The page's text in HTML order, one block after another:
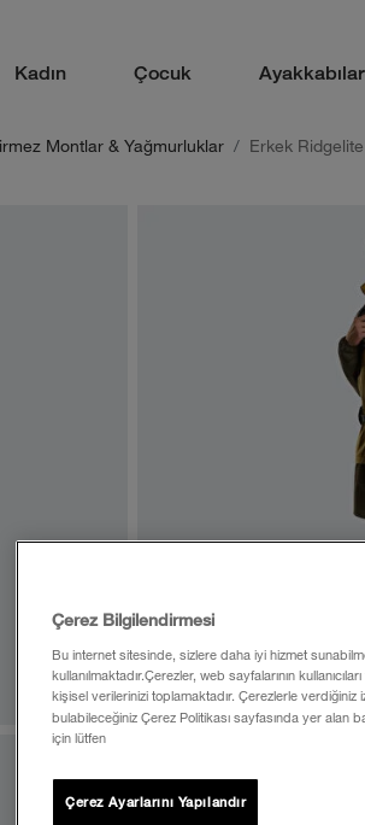
Kadın Çocuk Ayakkabılar
Montlar & Yağmurluklar Erkek
Çerez Bilgilendirmesi
Bu internet sitesinde, sizlere daha iyi hizmet
kullanılmaktadır.Çerezler, web sayfalarının
kişisel verilerinizi toplamaktadır. Çerezlerle verdiğiniz
bulabileceğiniz Çerez Politikası sayfasında yer alan
için lütfen
Çerez Ayarlarını Yapılandır